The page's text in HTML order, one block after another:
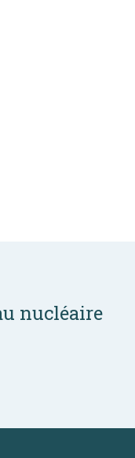
nucléaire